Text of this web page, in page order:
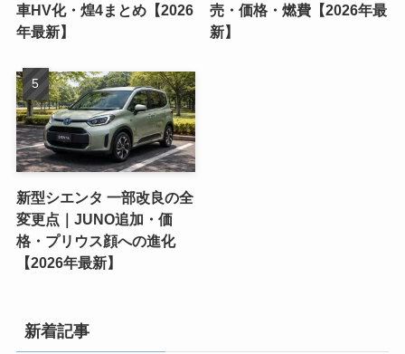
車HV化・煌4まとめ【2026
年最新】
売・価格・燃費【2026年最
新】
新型シエンタ 一部改良の全
変更点｜JUNO追加・価
格・プリウス顔への進化
【2026年最新】
新着記事